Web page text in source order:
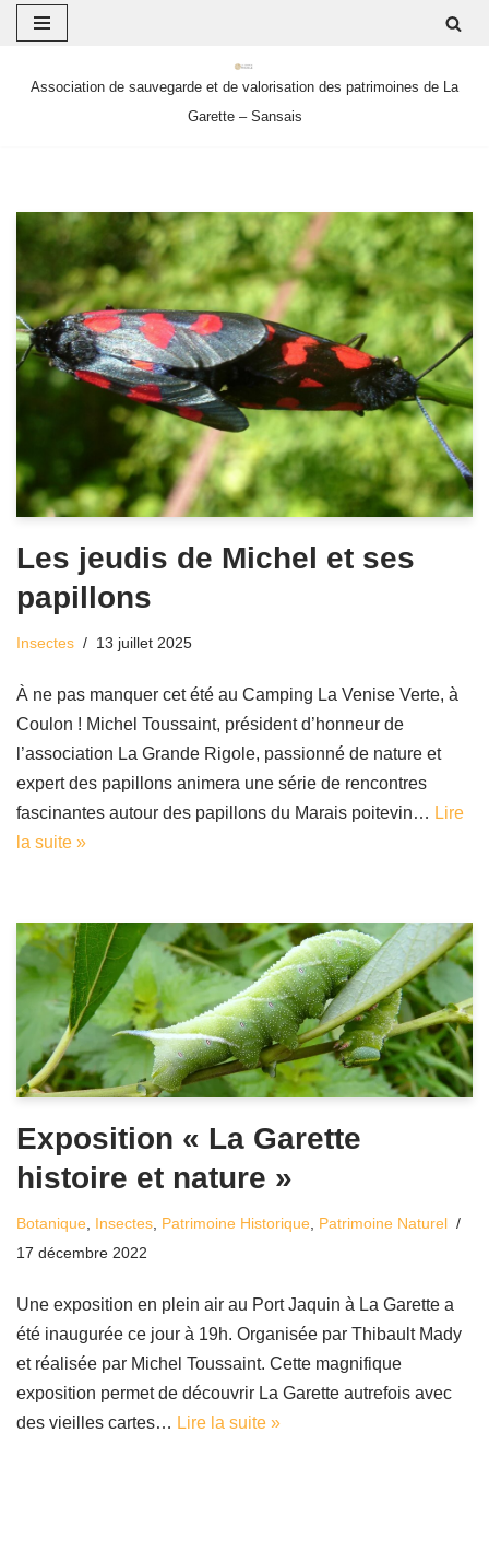
auAssociation de sauvegarde et de valorisation des patrimoines de La
Garette – Sansais
Les jeudis de Michel et ses
papillons
Insectes 13 juillet 2025
À ne pas manquer cet été au Camping La Venise Verte, à
Coulon ! Michel Toussaint, président d’honneur de
l’association La Grande Rigole, passionné de nature et
expert des papillons animera une série de rencontres
fascinantes autour des papillons du Marais poitevin… Lire
la suite »
Exposition « La Garette
histoire et nature »
Botanique, Insectes, Patrimoine Historique, Patrimoine Naturel
17 décembre 2022
Une exposition en plein air au Port Jaquin à La Garette a
été inaugurée ce jour à 19h. Organisée par Thibault Mady
et réalisée par Michel Toussaint. Cette magnifique
exposition permet de découvrir La Garette autrefois avec
des vieilles cartes… Lire la suite »